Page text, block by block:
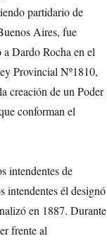
partidario de
Aires, fue
Dardo Rocha en el
Provincial Nº1810,
creación de un Poder
conforman el
intendentes de
intendentes él designó
en 1887. Durante
frente al